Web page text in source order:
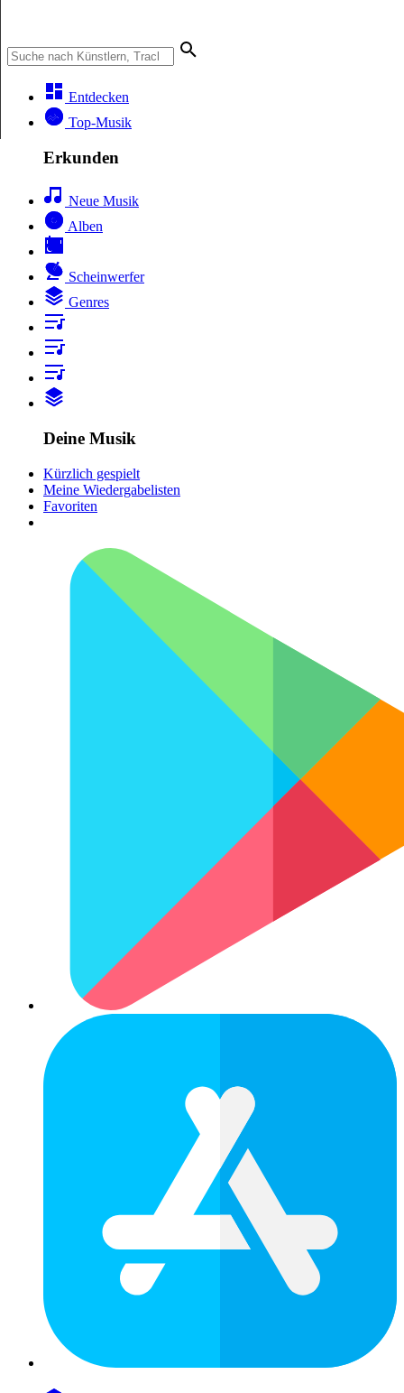
Entdecken
Top-Musik
Erkunden
Neue Musik
Alben
Scheinwerfer
Genres
Deine Musik
Kürzlich gespielt
Meine Wiedergabelisten
Favoriten